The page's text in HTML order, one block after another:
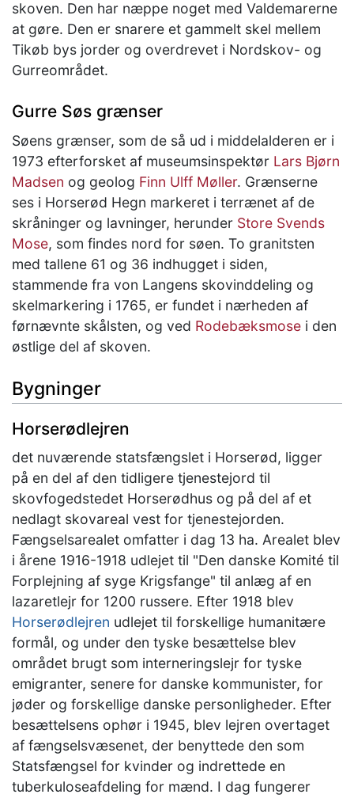
skoven. Den har næppe noget med Valdemarerne
at gøre. Den er snarere et gammelt skel mellem
Tikøb bys jorder og overdrevet i Nordskov- og
Gurreområdet.
Gurre Søs grænser
Søens grænser, som de så ud i middelalderen er i
1973 efterforsket af museumsinspektør Lars Bjørn
Madsen og geolog Finn Ulff Møller. Grænserne
ses i Horserød Hegn markeret i terrænet af de
skråninger og lavninger, herunder Store Svends
Mose, som findes nord for søen. To granitsten
med tallene 61 og 36 indhugget i siden,
stammende fra von Langens skovinddeling og
skelmarkering i 1765, er fundet i nærheden af
førnævnte skålsten, og ved Rodebæksmose i den
østlige del af skoven.
Bygninger
Horserødlejren
det nuværende statsfængslet i Horserød, ligger
på en del af den tidligere tjenestejord til
skovfogedstedet Horserødhus og på del af et
nedlagt skovareal vest for tjenestejorden.
Fængselsarealet omfatter i dag 13 ha. Arealet blev
i årene 1916-1918 udlejet til "Den danske Komité til
Forplejning af syge Krigsfange" til anlæg af en
lazaretlejr for 1200 russere. Efter 1918 blev
Horserødlejren udlejet til forskellige humanitære
formål, og under den tyske besættelse blev
området brugt som interneringslejr for tyske
emigranter, senere for danske kommunister, for
jøder og forskellige danske personligheder. Efter
besættelsens ophør i 1945, blev lejren overtaget
af fængselsvæsenet, der benyttede den som
Statsfængsel for kvinder og indrettede en
tuberkuloseafdeling for mænd. I dag fungerer